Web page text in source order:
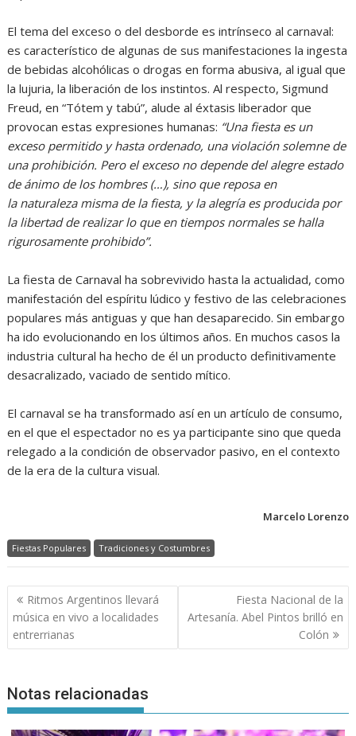
El tema del exceso o del desborde es intrínseco al carnaval:
es característico de algunas de sus manifestaciones la ingesta
de bebidas alcohólicas o drogas en forma abusiva, al igual que
la lujuria, la liberación de los instintos. Al respecto, Sigmund
Freud, en “Tótem y tabú”, alude al éxtasis liberador que
provocan estas expresiones humanas: “Una fiesta es un
exceso permitido y hasta ordenado, una violación solemne de
una prohibición. Pero el exceso no depende del alegre estado
de ánimo de los hombres (…), sino que reposa en
la naturaleza misma de la fiesta, y la alegría es producida por
la libertad de realizar lo que en tiempos normales se halla
rigurosamente prohibido”.
La fiesta de Carnaval ha sobrevivido hasta la actualidad, como
manifestación del espíritu lúdico y festivo de las celebraciones
populares más antiguas y que han desaparecido. Sin embargo
ha ido evolucionando en los últimos años. En muchos casos la
industria cultural ha hecho de él un producto definitivamente
desacralizado, vaciado de sentido mítico.
El carnaval se ha transformado así en un artículo de consumo,
en el que el espectador no es ya participante sino que queda
relegado a la condición de observador pasivo, en el contexto
de la era de la cultura visual.
Marcelo Lorenzo
Fiestas Populares Tradiciones y Costumbres
Navegación
de
entradas
Ritmos Argentinos llevará
música en vivo a localidades
entrerrianas
Fiesta Nacional de la
Artesanía. Abel Pintos brilló en
Colón
Notas relacionadas